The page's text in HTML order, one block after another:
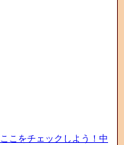
ここをチェックしよう！中